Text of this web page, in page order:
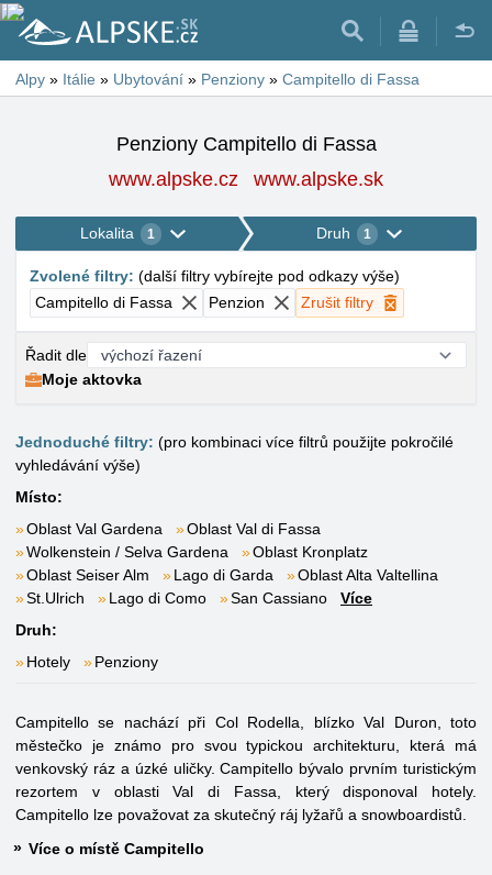
Alpy » Itálie » Ubytování » Penziony » Campitello di Fassa
Penziony Campitello di Fassa
www.alpske.cz
www.alpske.sk
Lokalita 1 Druh 1
Zvolené filtry: (další filtry vybírejte pod odkazy výše)
Campitello di Fassa
Penzion Zrušit filtry
Řadit dle
Moje aktovka
Jednoduché filtry: (pro kombinaci více filtrů použijte pokročilé
vyhledávání výše)
Místo:
Oblast Val Gardena
Oblast Val di Fassa
Wolkenstein / Selva Gardena
Oblast Kronplatz
Oblast Seiser Alm
Lago di Garda
Oblast Alta Valtellina
St.Ulrich
Lago di Como San Cassiano
Více
Druh:
Hotely
Penziony
Campitello se nachází při Col Rodella, blízko Val Duron, toto
městečko je známo pro svou typickou architekturu, která má
venkovský ráz a úzké uličky. Campitello bývalo prvním turistickým
rezortem v oblasti Val di Fassa, který disponoval hotely.
Campitello lze považovat za skutečný ráj lyžařů a snowboardistů.
Více o místě Campitello